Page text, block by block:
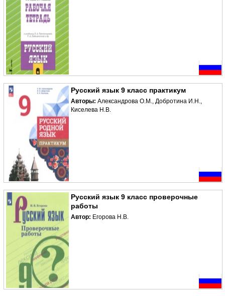
Русский язык 9 класс практикум
Авторы: Александрова О.М., Добротина И.Н.,
Киселева Н.В.
Русский язык 9 класс проверочные
работы
Автор: Егорова Н.В.